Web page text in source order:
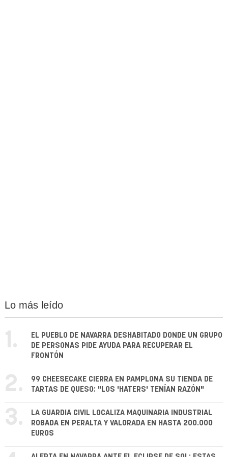
Lo más leído
1.
EL PUEBLO DE NAVARRA DESHABITADO DONDE UN GRUPO
DE PERSONAS PIDE AYUDA PARA RECUPERAR EL
FRONTÓN
2.
99 CHEESECAKE CIERRA EN PAMPLONA SU TIENDA DE
TARTAS DE QUESO: "LOS 'HATERS' TENÍAN RAZÓN"
3.
LA GUARDIA CIVIL LOCALIZA MAQUINARIA INDUSTRIAL
ROBADA EN PERALTA Y VALORADA EN HASTA 200.000
EUROS